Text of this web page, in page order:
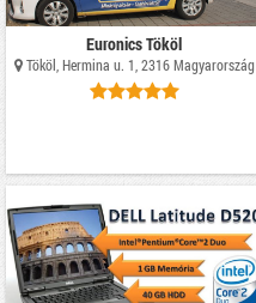
Euronics Tököl
Tököl, Hermina u. 1, 2316 Magyarország